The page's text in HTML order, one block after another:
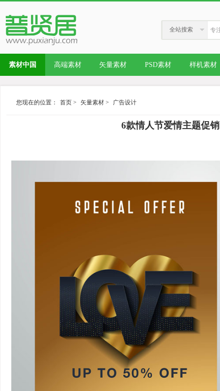
全站搜索
素材中国 高端素材 矢量素材 PSD素材 样机素材
您现在的位置： 首页 > 矢量素材 > 广告设计
6款情人节爱情主题促